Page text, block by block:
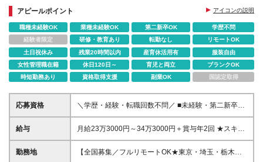
アピールポイント
アイコンの説明
職種未経験OK 業種未経験OK 第二新卒OK
学歴不問
経験者限定
研修・教育あり 転勤なし
リモートOK
土日祝休み
残業20時間以内 産育休活用有
服装自由
女性管理職在籍
休日120日～ 育児と両立
ブランクOK
時短勤務あり
資格取得支援 副業OK 国認定取得
応募資格
＼学歴・経験・転職回数不問／ ■未経験・第二新卒
OK ★20～30代が活躍中！同年代の仲間と一緒に働き
たいという方にもピッタリです！ ＼一つでも当ては
いただける方_ ∟MIssion【障がいという線引きをな
くす／メンタルダウンしない世界を創る】 □手に職を
給与
月給23万3000円～34万3000円＋賞与年2回 ★スキル
や適性などを考慮の上、優遇します ★試用期間7カ月
（期間中は月給22万5000円以上、雇用形態やその他
勤務地
【全国募集／フルリモートOK★東京・埼玉・栃木・